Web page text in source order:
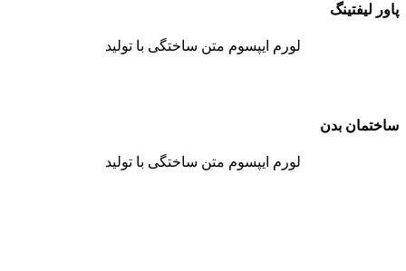
پاور لیفتینگ
لورم ایپسوم متن ساختگی با تولید
ساختمان بدن
لورم ایپسوم متن ساختگی با تولید